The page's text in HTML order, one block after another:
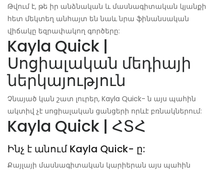
Թվում է, թե իր անձնական և մասնագիտական ​​կյանքի
հետ մեկտեղ անհայտ են նաև նրա ֆինանսական
վիճակը եզրափակող գործերը:
Kayla Quick |
Սոցիալական մեդիայի
ներկայություն
Չնայած կան շատ լուրեր, Kayla Quick- ն այս պահին
ակտիվ չէ սոցիալական ցանցերի որևէ բռնակներում:
Kayla Quick | ՀՏՀ
Ինչ է անում Kayla Quick- ը:
Քայլայի մասնագիտական ​​կարիերան այս պահին